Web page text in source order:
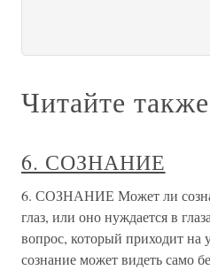
Читайте также
6. СОЗНАНИЕ
6. СОЗНАНИЕ Может ли
глаз, или оно нуждается в
вопрос, который приходит на
сознание может видеть само